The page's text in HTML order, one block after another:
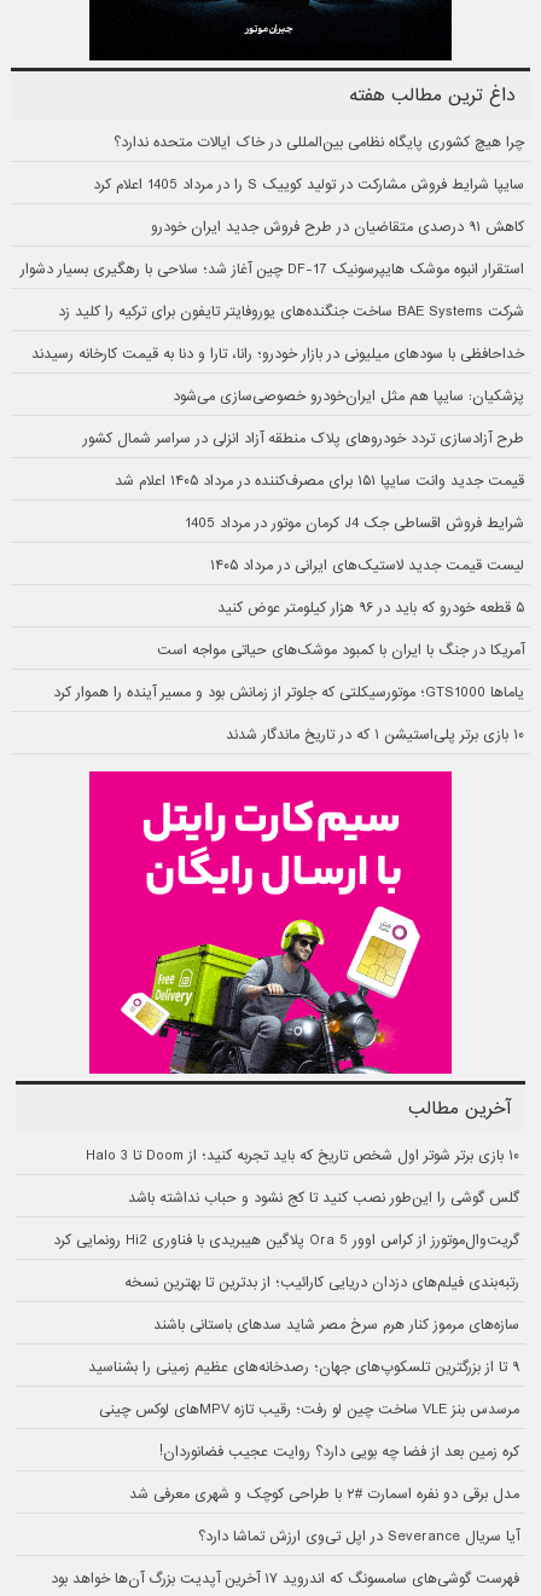
داغ ترین مطالب هفته
چرا هیچ کشوری پایگاه نظامی بین‌المللی در خاک ایالات متحده ندارد؟
سایپا شرایط فروش مشارکت در تولید کوییک S را در مرداد 1405 اعلام کرد
کاهش ۹۱ درصدی متقاضیان در طرح فروش جدید ایران خودرو
استقرار انبوه موشک هایپرسونیک DF-17 چین آغاز شد؛ سلاحی با رهگیری بسیار دشوار
شرکت BAE Systems ساخت جنگنده‌های یوروفایتر تایفون برای ترکیه را کلید زد
خداحافظی با سودهای میلیونی در بازار خودرو؛ رانا، تارا و دنا به قیمت کارخانه رسیدند
پزشکیان: سایپا هم مثل ایران‌خودرو خصوصی‌سازی می‌شود
طرح آزادسازی تردد خودروهای پلاک منطقه آزاد انزلی در سراسر شمال کشور
قیمت جدید وانت سایپا ۱۵۱ برای مصرف‌کننده در مرداد ۱۴۰۵ اعلام شد
شرایط فروش اقساطی جک J4 کرمان موتور در مرداد 1405
لیست قیمت جدید لاستیک‌های ایرانی در مرداد ۱۴۰۵
۵ قطعه خودرو که باید در ۹۶ هزار کیلومتر عوض کنید
آمریکا در جنگ با ایران با کمبود موشک‌های حیاتی مواجه است
یاماها GTS1000؛ موتورسیکلتی که جلوتر از زمانش بود و مسیر آینده را هموار کرد
۱۰ بازی برتر پلی‌استیشن ۱ که در تاریخ ماندگار شدند
آخرین مطالب
۱۰ بازی برتر شوتر اول شخص تاریخ که باید تجربه کنید؛ از Doom تا Halo 3
گلس گوشی را این‌طور نصب کنید تا کج نشود و حباب نداشته باشد
گریت‌وال‌موتورز از کراس اوور Ora 5 پلاگین هیبریدی با فناوری Hi2 رونمایی کرد
رتبه‌بندی فیلم‌های دزدان دریایی کارائیب؛ از بدترین تا بهترین نسخه
سازه‌های مرموز کنار هرم سرخ مصر شاید سدهای باستانی باشند
۹ تا از بزرگترین تلسکوپ‌های جهان؛ رصدخانه‌های عظیم زمینی را بشناسید
مرسدس بنز VLE ساخت چین لو رفت؛ رقیب تازه MPVهای لوکس چینی
کره زمین بعد از فضا چه بویی دارد؟ روایت عجیب فضانوردان!
مدل برقی دو نفره اسمارت #۲ با طراحی کوچک و شهری معرفی شد
آیا سریال Severance در اپل تی‌وی ارزش تماشا دارد؟
فهرست گوشی‌های سامسونگ که اندروید ۱۷ آخرین آپدیت بزرگ آن‌ها خواهد بود